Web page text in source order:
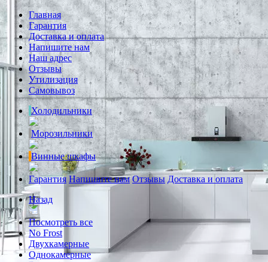
Главная
Гарантия
Доставка и оплата
Напишите нам
Наш адрес
Отзывы
Утилизация
Самовывоз
Холодильники
Морозильники
Винные шкафы
Гарантия Напишите нам Отзывы Доставка и оплата
Назад
Посмотреть все
No Frost
Двухкамерные
Однокамерные